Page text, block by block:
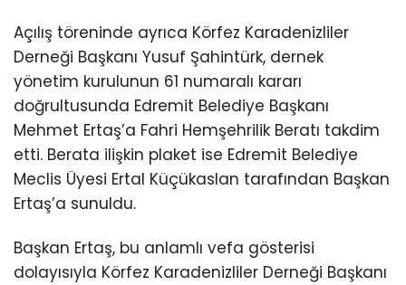
Açılış töreninde ayrıca Körfez Karadenizliler
Derneği Başkanı Yusuf Şahintürk, dernek
yönetim kurulunun 61 numaralı kararı
doğrultusunda Edremit Belediye Başkanı
Mehmet Ertaş’a Fahri Hemşehrilik Beratı takdim
etti. Berata ilişkin plaket ise Edremit Belediye
Meclis Üyesi Ertal Küçükaslan tarafından Başkan
Ertaş’a sunuldu.
Başkan Ertaş, bu anlamlı vefa gösterisi
dolayısıyla Körfez Karadenizliler Derneği Başkanı